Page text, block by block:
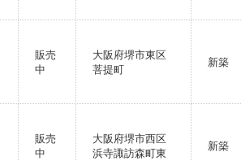
販売
中
大阪府堺市東区
菩提町
新築
販売
中
大阪府堺市西区
浜寺諏訪森町東
新築